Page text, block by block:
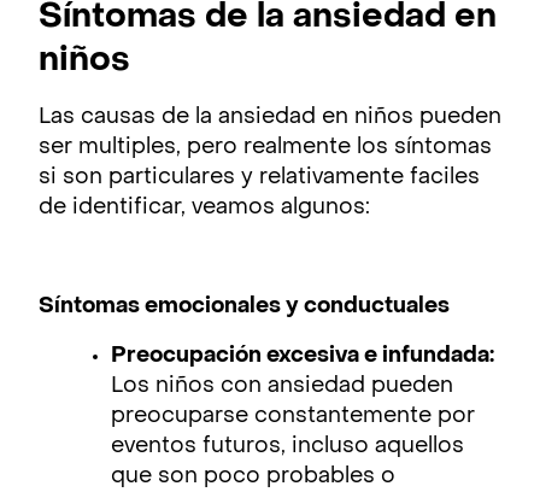
Síntomas de la ansiedad en
niños
Las causas de la ansiedad en niños pueden
ser multiples, pero realmente los síntomas
si son particulares y relativamente faciles
de identificar, veamos algunos:
Síntomas emocionales y conductuales
Preocupación excesiva e infundada:
Los niños con ansiedad pueden
preocuparse constantemente por
eventos futuros, incluso aquellos
que son poco probables o